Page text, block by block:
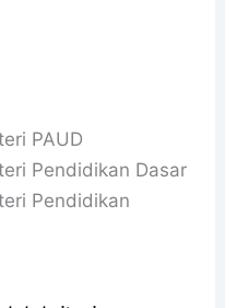
PAUD
Pendidikan Dasar
Pendidikan